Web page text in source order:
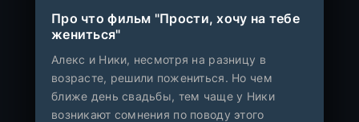
Про что фильм "Прости, хочу на тебе
жениться"
Алекс и Ники, несмотря на разницу в
возрасте, решили пожениться. Но чем
ближе день свадьбы, тем чаще у Ники
возникают сомнения по поводу этого